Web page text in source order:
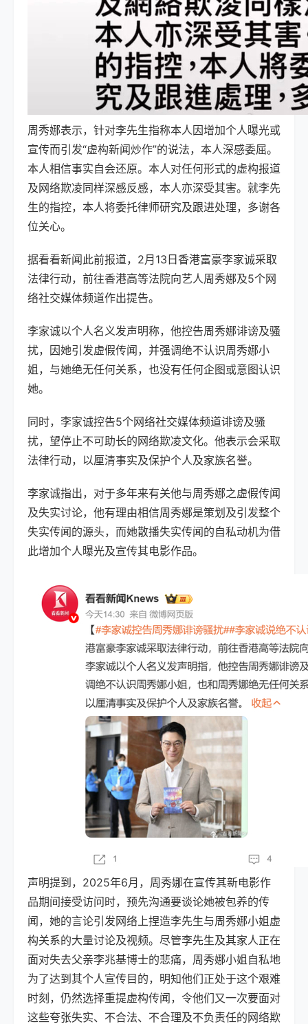
周秀娜表示， 针对李先生指称本人因增加个人曝光或
宣传而引发“虚构新闻炒作”的说法，本人深感委屈。
本人相信事实自会还原。本人对任何形式的虚构报道
及网络欺凌同样深感反感，本人亦深受其害。就李先
生的指控，本人将委托律师研究及跟进处理，多谢各
位关心。
据看看新闻此前报道，2月13日香港富豪李家诚采取
法律行动，前往香港高等法院向艺人周秀娜及5个网
络社交媒体频道作出提告。
李家诚以个人名义发声明称，他控告周秀娜诽谤及骚
扰，因她引发虚假传闻，并强调绝不认识周秀娜小
姐，与她绝无任何关系，也没有任何企图或意图认识
她。
同时，李家诚控告5个网络社交媒体频道诽谤及骚
扰，望停止不可助长的网络欺凌文化。他表示会采取
法律行动，以厘清事实及保护个人及家族名誉。
李家诚指出，对于多年来有关他与周秀娜之虚假传闻
及失实讨论，他有理由相信周秀娜是策划及引发整个
失实传闻的源头，而她散播失实传闻的自私动机为借
此增加个人曝光及宣传其电影作品。
声明提到，2025年6月，周秀娜在宣传其新电影作
品期间接受访问时，预先沟通要谈论她被包养的传
闻，她的言论引发网络上捏造李先生与周秀娜小姐虚
构关系的大量讨论及视频。尽管李先生及其家人正在
面对失去父亲李兆基博士的悲痛，周秀娜小姐自私地
为了达到其个人宣传目的，明知他们正处于这个艰难
时刻，仍然选择重提虚构传闻，令他们又一次要面对
这些夸张失实、不合法、不合理及不负责任的网络欺